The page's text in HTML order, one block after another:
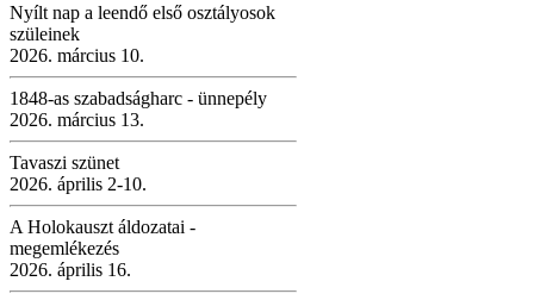
Nyílt nap a leendő első osztályosok
szüleinek
2026. március 10.
1848-as szabadságharc - ünnepély
2026. március 13.
Tavaszi szünet
2026. április 2-10.
A Holokauszt áldozatai -
megemlékezés
2026. április 16.